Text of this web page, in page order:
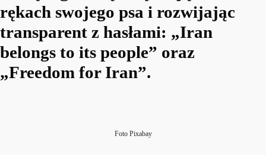
rękach swojego psa i rozwijając
transparent z hasłami: „Iran
belongs to its people” oraz
„Freedom for Iran”.
Foto Pixabay